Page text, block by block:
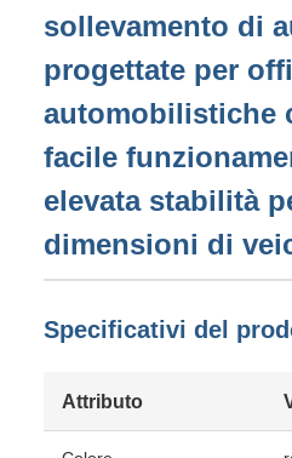
sollevamento di
progettate per
automobilistiche
facile
elevata stabilità
dimensioni di
Specificativi del
Attributo